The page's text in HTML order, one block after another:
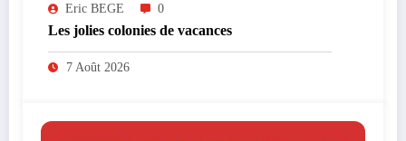
Eric BEGE 0
Les jolies colonies de vacances
7 Août 2026